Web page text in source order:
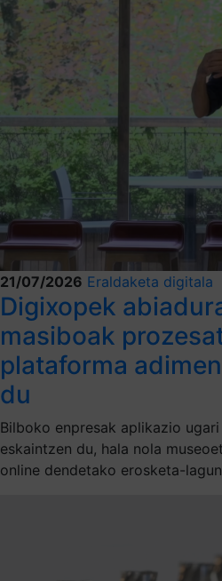
21/07/2026 Eraldaketa digitala
Digixopek
masiboak
plataforma
du
Bilboko enpresak aplikazio
eskaintzen du, hala nola
online dendetako erosketa-